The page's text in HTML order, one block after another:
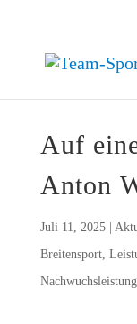
Auf
Anton
Juli 11, 2025|
Breitensport,